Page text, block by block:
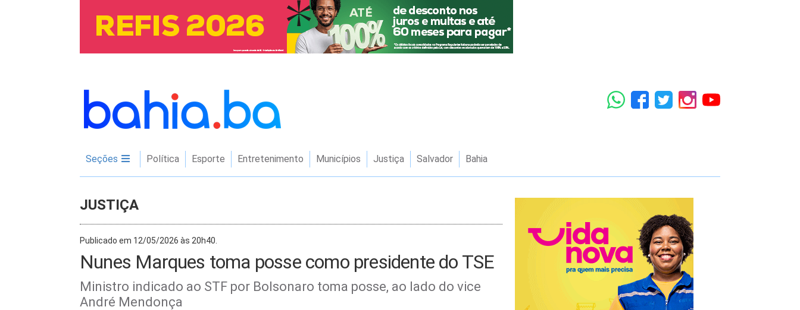
Seções Política Esporte Entretenimento Municípios Justiça Salvador Bahia
JUSTIÇA
Publicado em 12/05/2026 às 20h40.
Nunes Marques toma posse como presidente do TSE
Ministro indicado ao STF por Bolsonaro toma posse, ao lado do vice
André Mendonça